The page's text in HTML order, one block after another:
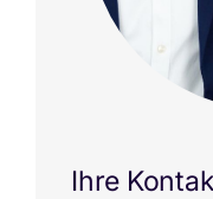
Ihre